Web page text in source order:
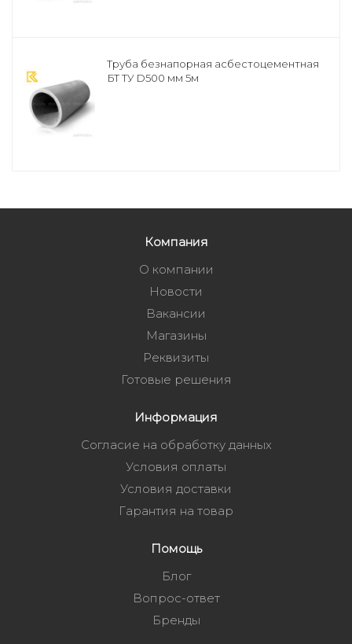
Труба безнапорная асбестоцементная
БТ ТУ D500 мм 5м
Компания
О компании
Новости
Вакансии
Магазины
Реквизиты
Готовые решения
Информация
Согласие на обработку данных
Условия оплаты
Условия доставки
Гарантия на товар
Помощь
Блог
Вопрос-ответ
Бренды